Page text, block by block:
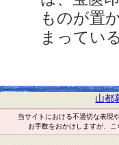
ものが置
まってい
山都
当サイトにおける不適切な表現
お手数をおかけしますが、こ